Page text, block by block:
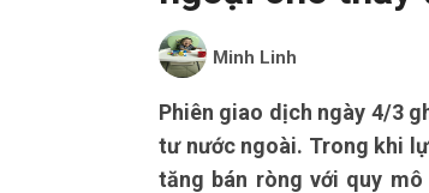
Minh Linh
Phiên giao dịch ngày 4/3
tư nước ngoài. Trong khi
tăng bán ròng với quy